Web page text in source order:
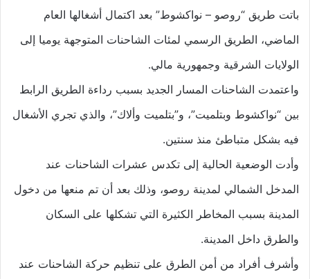
باتت طريق “روصو – نواكشوط” بعد اكتمال أشغالها العام
الماضي، الطريق الرسمي لمئات الشاحنات المتوجهة يوميا إلى
الولايات الشرقية وجمهورية مالي.
واعتمدت الشاحنات المسار الجديد بسبب رداءة الطريق الرابط
بين “نواكشوط وبتلميت”، و”بتلميت وألاك”، والذي تجري الأشغال
فيه بشكل متباطئ منذ سنتين.
وأدت الوضعية الحالية إلى تكدس عشرات الشاحنات عند
المدخل الشمالي لمدينة روصو، وذلك بعد أن تم منعها من دخول
المدينة بسبب المخاطر الكثيرة التي تشكلها على السكان
والطرق داخل المدينة.
وأشرف أفراد من أمن الطرق على تنظيم حركة الشاحنات عند